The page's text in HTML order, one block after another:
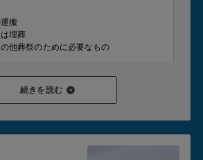
搬
埋葬
他葬祭のために必要なもの
り、支給が認められると
から請求を受けたりすることはありませ
護のお葬式」の葬儀が0円でご利用いただ
続きを読む